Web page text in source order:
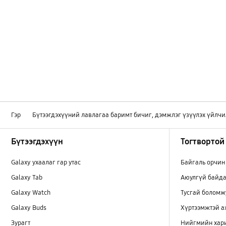
Гэр Бүтээгдэхүүний лавлагаа баримт бичиг, дэмжлэг үзүүлэх
Бүтээгдэхүүн
Galaxy ухаалаг гар утас
Galaxy Tab
Galaxy Watch
Galaxy Buds
Зурагт
Байгаль орчин
Аюулгүй
Тусгай
Хүртээмжтэй
Нийгмийн